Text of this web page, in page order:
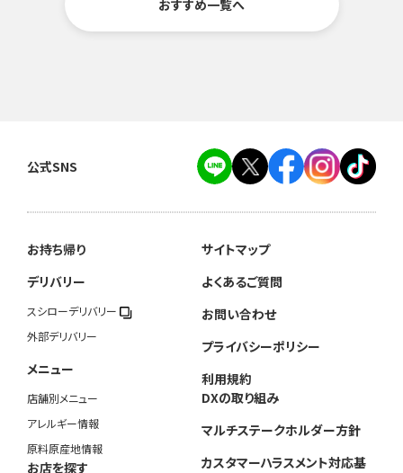
おすすめ一覧へ
公式SNS
お持ち帰り
デリバリー
スシローデリバリー
外部デリバリー
メニュー
店舗別メニュー
アレルギー情報
原料原産地情報
お店を探す
サイトマップ
よくあるご質問
お問い合わせ
プライバシーポリシー
利用規約
DXの取り組み
マルチステークホルダー方針
カスタマーハラスメント対応基